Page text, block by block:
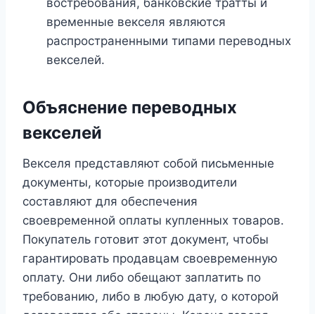
временные векселя являются
распространенными типами переводных
векселей.
Объяснение переводных
векселей
Векселя представляют собой письменные
документы, которые производители
составляют для обеспечения
своевременной оплаты купленных товаров.
Покупатель готовит этот документ, чтобы
гарантировать продавцам своевременную
оплату. Они либо обещают заплатить по
требованию, либо в любую дату, о которой